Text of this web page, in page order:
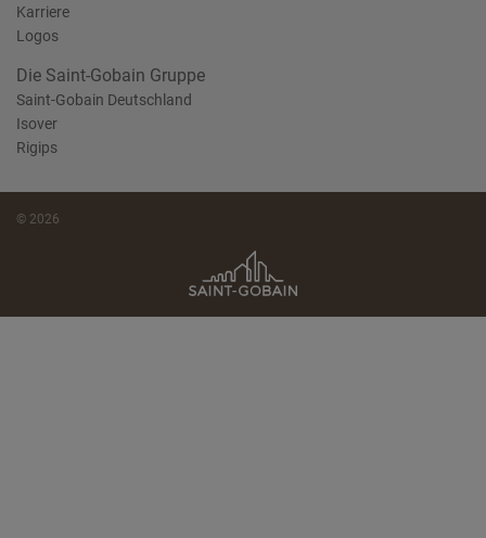
Karriere
Logos
Die Saint-Gobain Gruppe
Saint-Gobain Deutschland
Isover
Rigips
© 2026